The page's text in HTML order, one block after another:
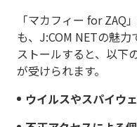
「マカフィー for ZAQ
も、J:COM NETの魅
ストールすると、以下
が受けられます。
ウイルスやスパイウ